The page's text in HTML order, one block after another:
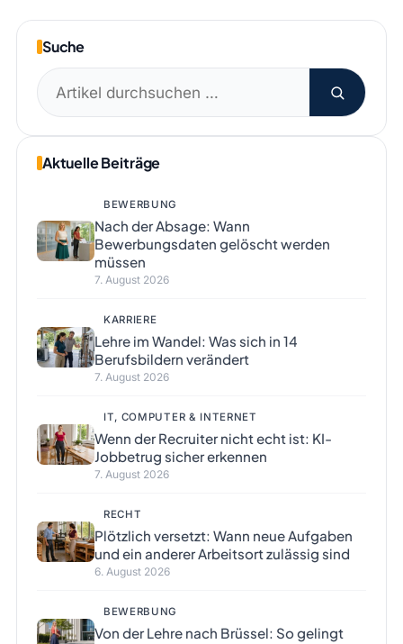
Suche
Suchen
nach:
Aktuelle Beiträge
BEWERBUNG
Nach der Absage: Wann
Bewerbungsdaten gelöscht werden
müssen
7. August 2026
KARRIERE
Lehre im Wandel: Was sich in 14
Berufsbildern verändert
7. August 2026
IT, COMPUTER & INTERNET
Wenn der Recruiter nicht echt ist: KI-
Jobbetrug sicher erkennen
7. August 2026
RECHT
Plötzlich versetzt: Wann neue Aufgaben
und ein anderer Arbeitsort zulässig sind
6. August 2026
BEWERBUNG
Von der Lehre nach Brüssel: So gelingt